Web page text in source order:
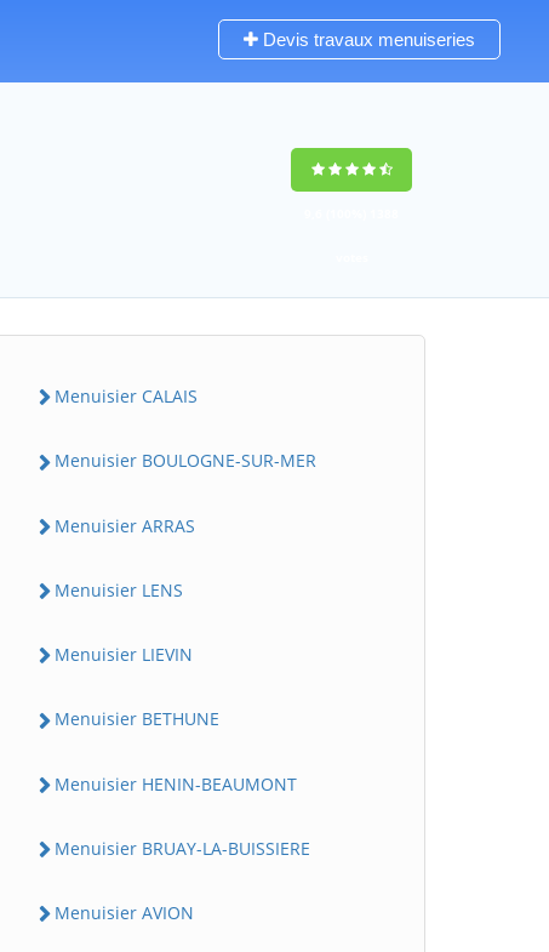
Devis travaux menuiseries
Menuisier CALAIS
Menuisier BOULOGNE-SUR-MER
Menuisier ARRAS
Menuisier LENS
Menuisier LIEVIN
Menuisier BETHUNE
Menuisier HENIN-BEAUMONT
Menuisier BRUAY-LA-BUISSIERE
Menuisier AVION